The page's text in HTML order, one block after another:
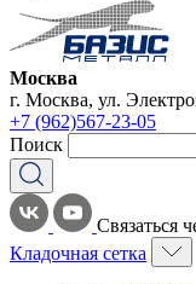
Москва
г. Москва, ул.
+7 (962)567-23-05
Поиск
Связаться
Кладочная сетка